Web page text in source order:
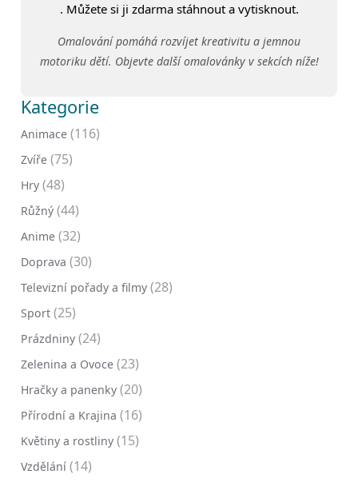
. Můžete si ji zdarma stáhnout a vytisknout.
Omalování pomáhá rozvíjet kreativitu a jemnou
motoriku dětí. Objevte další omalovánky v sekcích níže!
Kategorie
Animace (116)
Zvíře (75)
Hry (48)
Růžný (44)
Anime (32)
Doprava (30)
Televizní pořady a filmy (28)
Sport (25)
Prázdniny (24)
Zelenina a Ovoce (23)
Hračky a panenky (20)
Přírodní a Krajina (16)
Květiny a rostliny (15)
Vzdělání (14)